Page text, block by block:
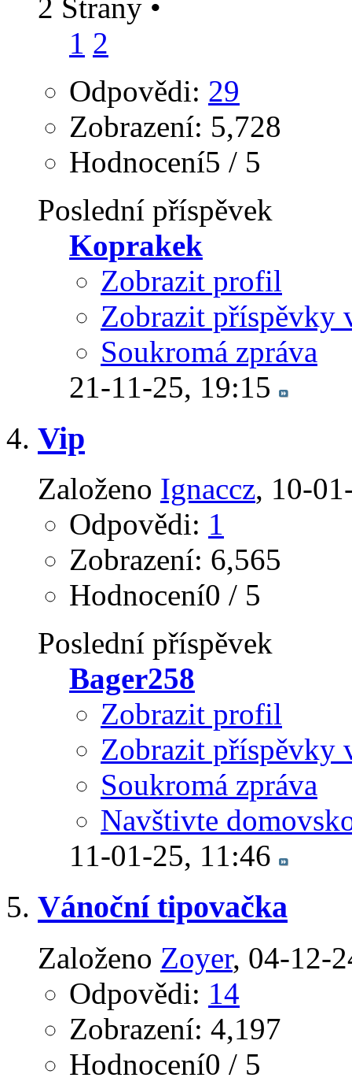
2 Strany •
1 2
Odpovědi: 29
Zobrazení: 5,728
Hodnocení5 / 5
Poslední příspěvek
Koprakek
Zobrazit profil
Zobrazit příspěvky
Soukromá zpráva
21-11-25, 19:15
Vip
Založeno Ignaccz‎, 10-
Odpovědi: 1
Zobrazení: 6,565
Hodnocení0 / 5
Poslední příspěvek
Bager258
Zobrazit profil
Zobrazit příspěvky
Soukromá zpráva
Navštivte
11-01-25, 11:46
Vánoční tipovačka
Založeno Zoyer‎, 04-12-
Odpovědi: 14
Zobrazení: 4,197
Hodnocení0 / 5